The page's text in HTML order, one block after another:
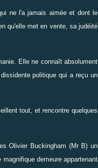
ne l'a jamais aimée et dont le
qu'elle met en vente, sa judéité
Elle ne connaît absolument
politique qui a reçu un
tout, et rencontre quelques
Olivier Buckingham (Mr B) un
demeure appartenant